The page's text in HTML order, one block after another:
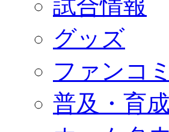
オフィシャルストア（実店
オンラインストア
ACADEMY
アカデミーについて
コーチ&スタッフ
ジュニア
ジュニアユース
ユース
練習拠点（ナラディーア）
SCHOOL
試合情報
グッズ
ファンコ
普及・育成